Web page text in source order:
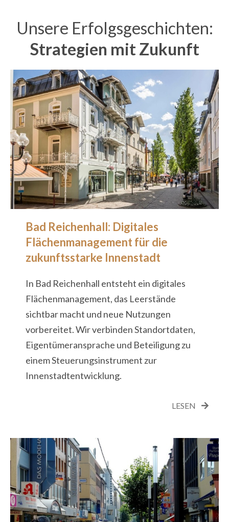
Unsere Erfolgsgeschichten:
Strategien mit Zukunft
Bad Reichenhall: Digitales
Flächenmanagement für die
zukunftsstarke Innenstadt
In Bad Reichenhall entsteht ein digitales
Flächenmanagement, das Leerstände
sichtbar macht und neue Nutzungen
vorbereitet. Wir verbinden Standortdaten,
Eigentümeransprache und Beteiligung zu
einem Steuerungsinstrument zur
Innenstadtentwicklung.
LESEN